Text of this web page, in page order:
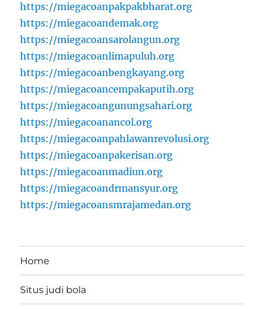
https://miegacoanpakpakbharat.org
https://miegacoandemak.org
https://miegacoansarolangun.org
https://miegacoanlimapuluh.org
https://miegacoanbengkayang.org
https://miegacoancempakaputih.org
https://miegacoangunungsahari.org
https://miegacoanancol.org
https://miegacoanpahlawanrevolusi.org
https://miegacoanpakerisan.org
https://miegacoanmadiun.org
https://miegacoandrmansyur.org
https://miegacoansmrajamedan.org
Home
Situs judi bola